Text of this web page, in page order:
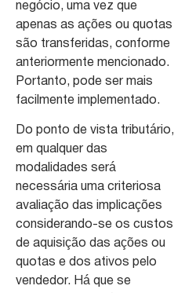
negócio, uma vez que
apenas as ações ou quotas
são transferidas, conforme
anteriormente mencionado.
Portanto, pode ser mais
facilmente implementado.
Do ponto de vista tributário,
em qualquer das
modalidades será
necessária uma criteriosa
avaliação das implicações
considerando-se os custos
de aquisição das ações ou
quotas e dos ativos pelo
vendedor. Há que se